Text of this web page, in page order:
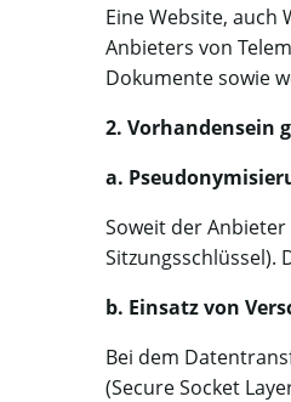
Eine Website,
Anbieters von
Dokumente sowie
2. Vorhandensein
a.
Soweit der
Sitzungsschlüssel).
b. Einsatz von
Bei dem
(Secure Socket